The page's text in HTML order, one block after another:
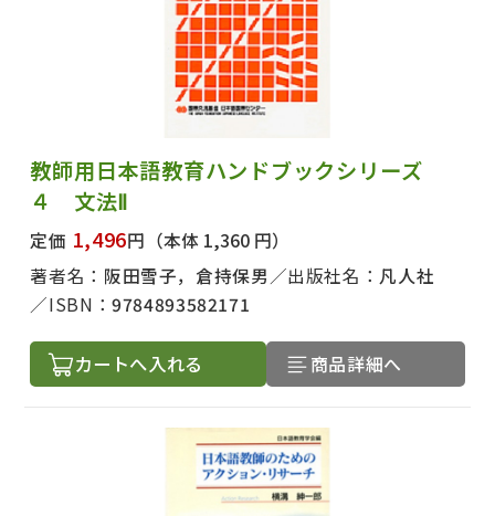
著者名で絞り込む
絞り込む
教師用日本語教育ハンドブックシリーズ
４ 文法Ⅱ
定価 1,496円 （本体 1,360 円）
著者名： 阪田雪子，倉持保男 出版社名： 凡人社
ISBN：9784893582171
カートへ入れる 商品詳細へ